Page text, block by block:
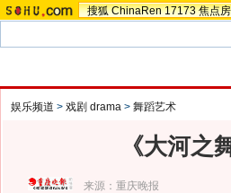
搜狐 ChinaRen 17173 焦点
娱乐频道 > 戏剧 drama > 舞蹈艺术
《大河之
来源： 重庆晚报